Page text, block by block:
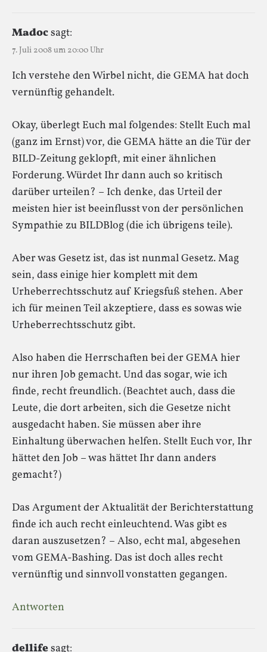
Madocsagt:
7. Juli 2008 um 20:00 Uhr
Ich verstehe den Wirbel nicht, die GEMA hat doch
vernünftig gehandelt.
Okay, überlegt Euch mal folgendes: Stellt Euch mal
(ganz im Ernst) vor, die GEMA hätte an die Tür der
BILD-Zeitung geklopft, mit einer ähnlichen
Forderung. Würdet Ihr dann auch so kritisch
darüber urteilen? – Ich denke, das Urteil der
meisten hier ist beeinflusst von der persönlichen
Sympathie zu BILDBlog (die ich übrigens teile).
Aber was Gesetz ist, das ist nunmal Gesetz. Mag
sein, dass einige hier komplett mit dem
Urheberrechtsschutz auf Kriegsfuß stehen. Aber
ich für meinen Teil akzeptiere, dass es sowas wie
Urheberrechtsschutz gibt.
Also haben die Herrschaften bei der GEMA hier
nur ihren Job gemacht. Und das sogar, wie ich
finde, recht freundlich. (Beachtet auch, dass die
Leute, die dort arbeiten, sich die Gesetze nicht
ausgedacht haben. Sie müssen aber ihre
Einhaltung überwachen helfen. Stellt Euch vor, Ihr
hättet den Job – was hättet Ihr dann anders
gemacht?)
Das Argument der Aktualität der Berichterstattung
finde ich auch recht einleuchtend. Was gibt es
daran auszusetzen? – Also, echt mal, abgesehen
vom GEMA-Bashing. Das ist doch alles recht
vernünftig und sinnvoll vonstatten gegangen.
Antworten
dellifesagt: